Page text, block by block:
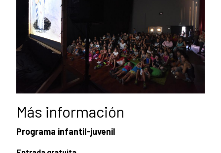
Más información
Programa infantil-juvenil